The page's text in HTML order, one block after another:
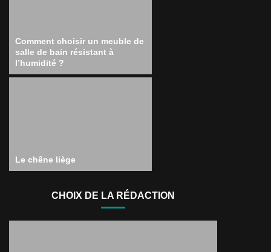
Comment choisir un meuble de
salle de bain résistant à
l’humidité ?
Le chêne liège
CHOIX DE LA RÉDACTION